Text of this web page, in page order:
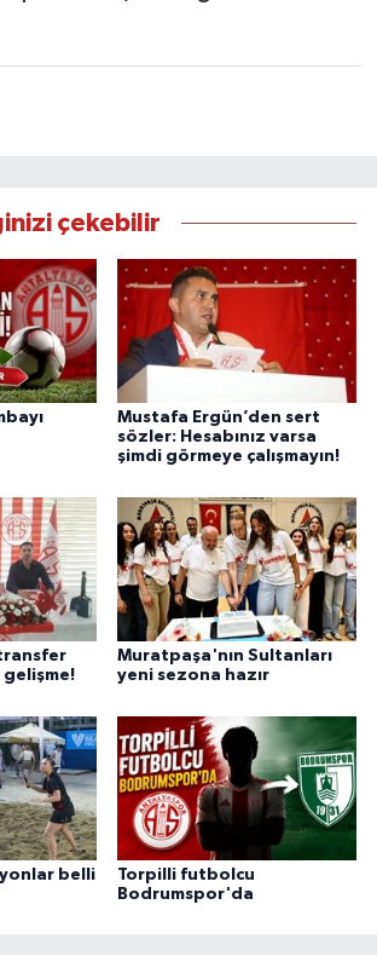
çekebilir
Mustafa Ergün’den sert
sözler: Hesabınız varsa
şimdi görmeye çalışmayın!
Muratpaşa'nın Sultanları
yeni sezona hazır
belli
Torpilli futbolcu
Bodrumspor'da